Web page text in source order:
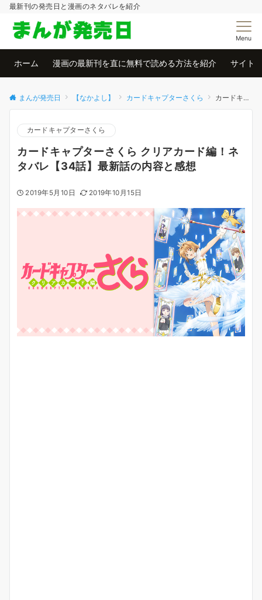
最新刊の発売日と漫画のネタバレを紹介
Menu
ホーム 漫画の最新刊を直に無料で読める方法を紹介 サイト
まんが発売日 【なかよし】 カードキャプターさくら カードキャプターさくら クリアカード編！ネタバレ【34話】最新話の内容と感想
カードキャプターさくら
カードキャプターさくら クリアカード編！ネ
タバレ【34話】最新話の内容と感想
2019年5月10日 2019年10月15日